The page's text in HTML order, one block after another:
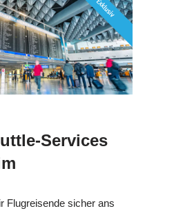
Services
Flugreisende sicher ans